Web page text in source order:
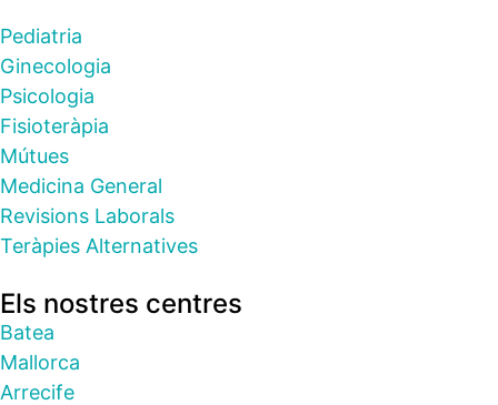
Pediatria
Ginecologia
Psicologia
Fisioteràpia
Mútues
Medicina General
Revisions Laborals
Teràpies Alternatives
Els nostres centres
Batea
Mallorca
Arrecife